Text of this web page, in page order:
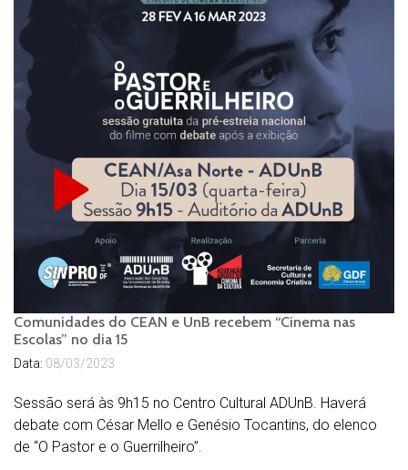
Comunidades do CEAN e UnB recebem “Cinema nas
Escolas” no dia 15
Data: 08/03/2023
Sessão será às 9h15 no Centro Cultural ADUnB. Haverá
debate com César Mello e Genésio Tocantins, do elenco
de “O Pastor e o Guerrilheiro”.